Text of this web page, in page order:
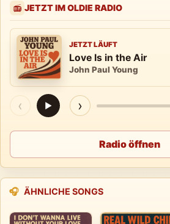
📻 JETZT IM OLDIE RADIO
JETZT LÄUFT
Love Is in the Air
John Paul Young
‹ ▶ ›
Radio öffnen
🎧 ÄHNLICHE SONGS